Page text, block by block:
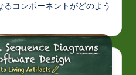
コンポーネントがどのよう